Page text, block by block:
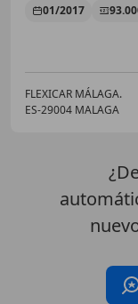
01/2017
FLEXICAR MÁLAGA.
ES-29004 MALAGA